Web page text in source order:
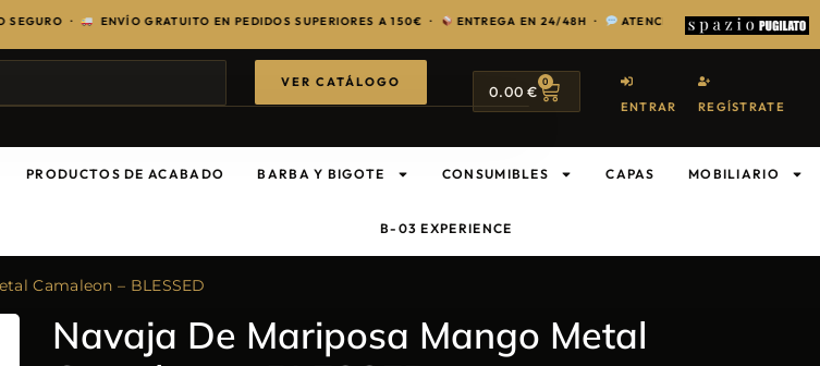
· ENVÍO GRATUITO EN PEDIDOS SUPERIORES A 150€ · ENTREGA EN 24/48H · ATENCIÓN EXCLUSIVA PARA
VER CATÁLOGO
0.00€
0
ENTRAR REGÍSTRATE
PRODUCTOS DE ACABADO BARBA Y BIGOTE CONSUMIBLES CAPAS MOBILIARIO
B-03 EXPERIENCE
Camaleon – BLESSED
Navaja De Mariposa Mango Metal